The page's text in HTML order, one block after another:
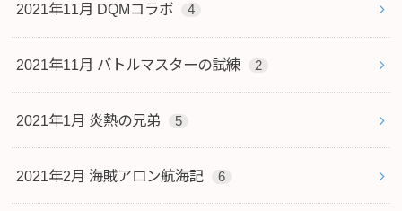
2021年11月 DQMコラボ 4
2021年11月 バトルマスターの試練 2
2021年1月 炎熱の兄弟 5
2021年2月 海賊アロン航海記 6